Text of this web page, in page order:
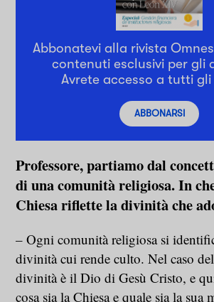
Abbonatevi alla rivista
contenuti esclusivi per gli
Avrete accesso a tutti gli
ABBONARSI
Professore, partiamo dal
di una comunità religiosa. In
Chiesa riflette la divinità che
– Ogni comunità religiosa si
divinità cui rende culto. Nel caso
divinità è il Dio di Gesù Cristo, e
cosa sia la Chiesa e quale sia la sua